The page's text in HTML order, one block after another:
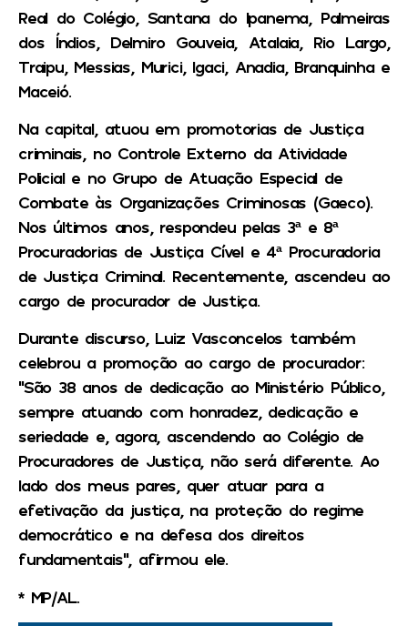
Real do Colégio, Santana do Ipanema, Palmeiras
dos Índios, Delmiro Gouveia, Atalaia, Rio Largo,
Traipu, Messias, Murici, Igaci, Anadia, Branquinha e
Maceió.
Na capital, atuou em promotorias de Justiça
criminais, no Controle Externo da Atividade
Policial e no Grupo de Atuação Especial de
Combate às Organizações Criminosas (Gaeco).
Nos últimos anos, respondeu pelas 3ª e 8ª
Procuradorias de Justiça Cível e 4ª Procuradoria
de Justiça Criminal. Recentemente, ascendeu ao
cargo de procurador de Justiça.
Durante discurso, Luiz Vasconcelos também
celebrou a promoção ao cargo de procurador:
“São 38 anos de dedicação ao Ministério Público,
sempre atuando com honradez, dedicação e
seriedade e, agora, ascendendo ao Colégio de
Procuradores de Justiça, não será diferente. Ao
lado dos meus pares, quer atuar para a
efetivação da justiça, na proteção do regime
democrático e na defesa dos direitos
fundamentais”, afirmou ele.
* MP/AL.